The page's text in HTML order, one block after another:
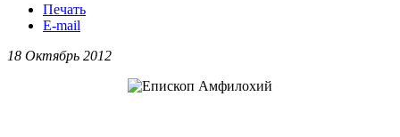
Печать
E-mail
18 Октябрь 2012